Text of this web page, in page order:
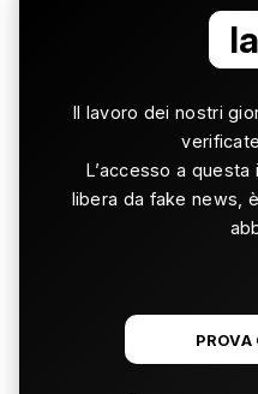
Il lavoro dei nostri
L’accesso a questa
libera da fake news,
PROVA